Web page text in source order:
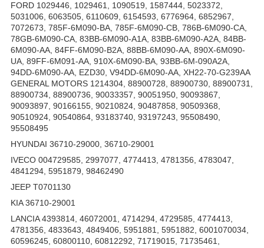
FORD 1029446, 1029461, 1090519, 1587444, 5023372,
5031006, 6063505, 6110609, 6154593, 6776964, 6852967,
7072673, 785F-6M090-BA, 785F-6M090-CB, 786B-6M090-CA,
78GB-6M090-CA, 83BB-6M090-A1A, 83BB-6M090-A2A, 84BB-
6M090-AA, 84FF-6M090-B2A, 88BB-6M090-AA, 890X-6M090-
UA, 89FF-6M091-AA, 910X-6M090-BA, 93BB-6M-090A2A,
94DD-6M090-AA, EZD30, V94DD-6M090-AA, XH22-70-G239AA
GENERAL MOTORS 1214304, 88900728, 88900730, 88900731,
88900734, 88900736, 90033357, 90051950, 90093867,
90093897, 90166155, 90210824, 90487858, 90509368,
90510924, 90540864, 93183740, 93197243, 95508490,
95508495
HYUNDAI 36710-29000, 36710-29001
IVECO 004729585, 2997077, 4774413, 4781356, 4783047,
4841294, 5951879, 98462490
JEEP T0701130
KIA 36710-29001
LANCIA 4393814, 46072001, 4714294, 4729585, 4774413,
4781356, 4833643, 4849406, 5951881, 5951882, 6001070034,
60596245, 60800110, 60812292, 71719015, 71735461,